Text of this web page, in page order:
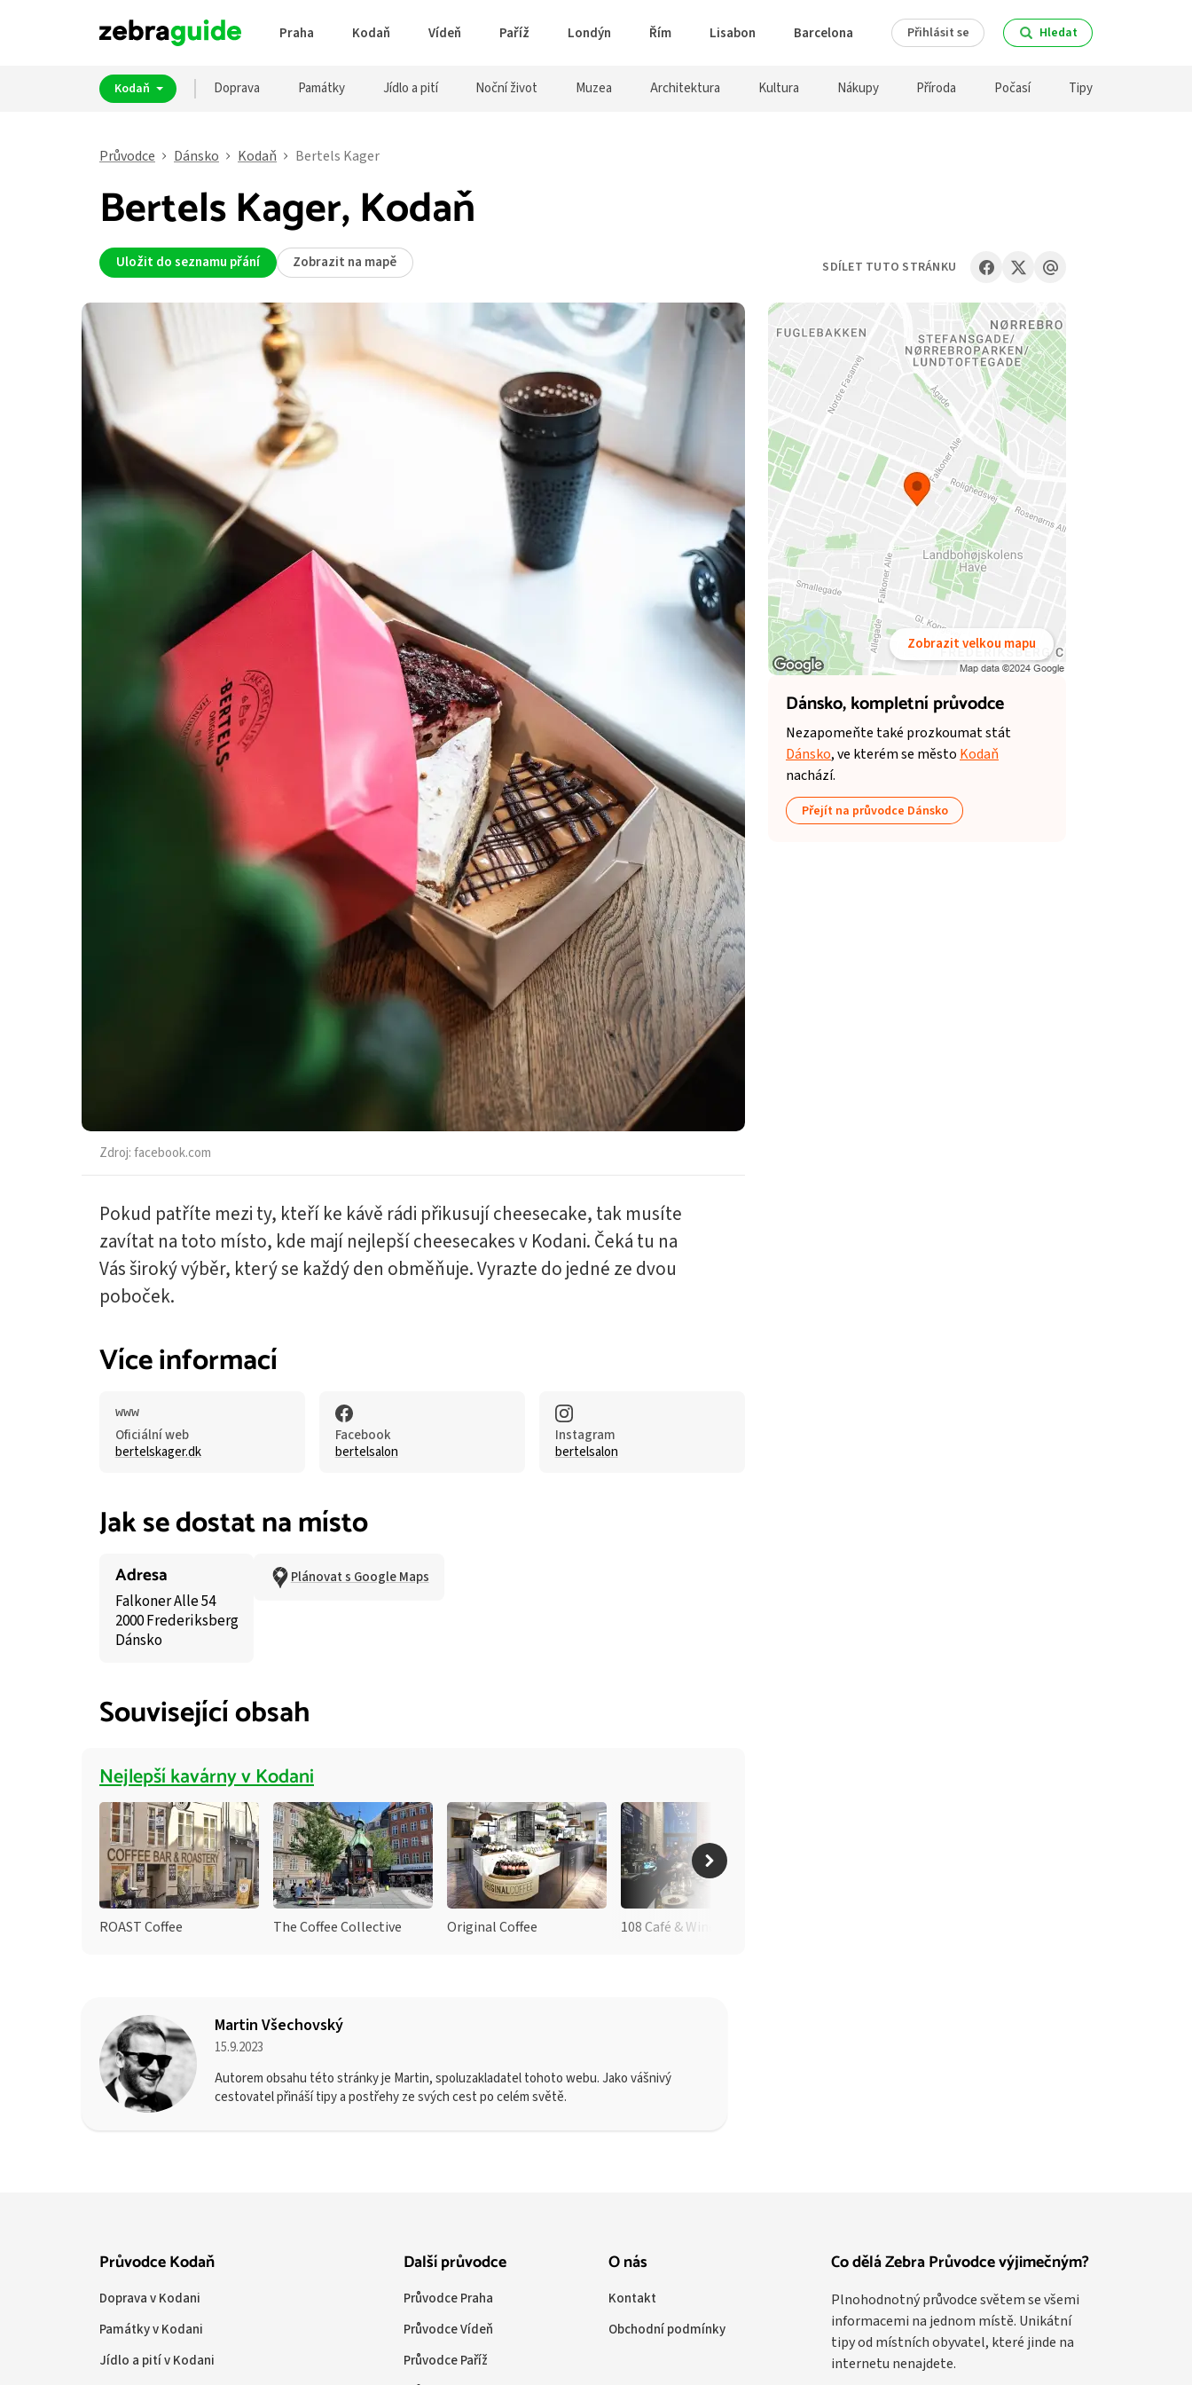
Praha Kodaň Vídeň Paříž Londýn Řím Lisabon Barcelona Přihlásit se Hledat
Kodaň Doprava Památky Jídlo a pití Noční život Muzea Architektura Kultura Nákupy Příroda Počasí Tipy
Průvodce Dánsko Kodaň Bertels Kager
Bertels Kager, Kodaň
Uložit do seznamu přání Zobrazit na mapě
Zdroj:facebook.com
Pokud patříte mezi ty, kteří ke kávě rádi přikusují cheesecake, tak musíte
zavítat na toto místo, kde mají nejlepší cheesecakes v Kodani. Čeká tu na
Vás široký výběr, který se každý den obměňuje. Vyrazte do jedné ze dvou
poboček.
Více informací
Oficiální web
bertelskager.dk
Facebook
bertelsalon
Instagram
bertelsalon
Jak se dostat na místo
Adresa
Falkoner Alle 54
2000 Frederiksberg
Dánsko
Plánovat s Google Maps
Související obsah
Nejlepší kavárny v Kodani
ROAST Coffee The Coffee Collective Original Coffee 108 Café & Wine bar
Martin Všechovský
15.9.2023
Autorem obsahu této stránky je Martin, spoluzakladatel tohoto webu. Jako vášnivý
cestovatel přináší tipy a postřehy ze svých cest po celém světě.
Zobrazit velkou mapu
Dánsko,kompletní průvodce
Nezapomeňte také prozkoumat stát
Dánsko, ve kterém se město Kodaň
nachází.
Přejít na průvodce Dánsko
SDÍLET TUTO STRÁNKU
Co dělá Zebra Průvodce výjimečným?
Plnohodnotný průvodce světem se všemi
informacemi na jednom místě. Unikátní
tipy od místních obyvatel, které jinde na
internetu nenajdete.
Průvodce Kodaň
Doprava v Kodani
Památky v Kodani
Jídlo a pití v Kodani
Další průvodce
Průvodce Praha
Průvodce Vídeň
Průvodce Paříž
O nás
Kontakt
Obchodní podmínky